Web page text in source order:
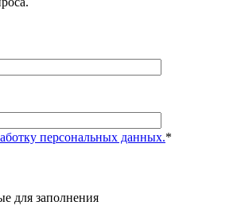
персональных данных.*
для заполнения